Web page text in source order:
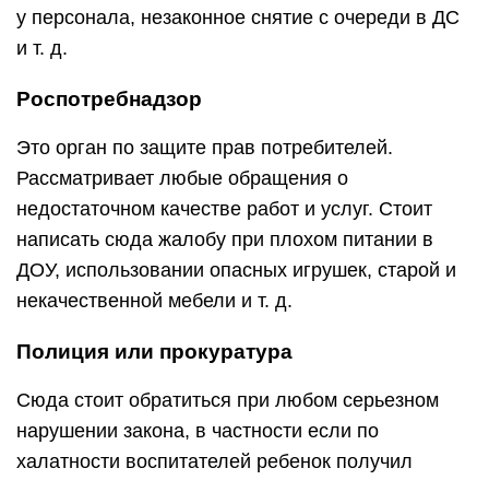
у персонала, незаконное снятие с очереди в ДС
и т. д.
Роспотребнадзор
Это орган по защите прав потребителей.
Рассматривает любые обращения о
недостаточном качестве работ и услуг. Стоит
написать сюда жалобу при плохом питании в
ДОУ, использовании опасных игрушек, старой и
некачественной мебели и т. д.
Полиция или прокуратура
Сюда стоит обратиться при любом серьезном
нарушении закона, в частности если по
халатности воспитателей ребенок получил